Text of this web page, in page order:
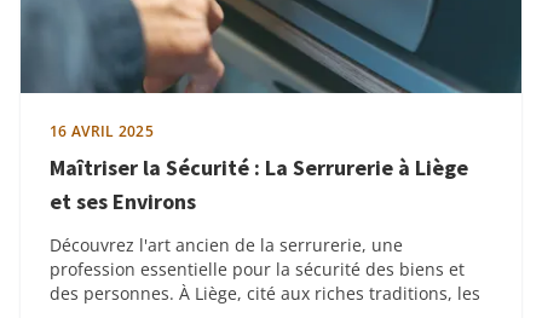
16 AVRIL 2025
Maîtriser la Sécurité : La Serrurerie à Liège
et ses Environs
Découvrez l'art ancien de la serrurerie, une
profession essentielle pour la sécurité des biens et
des personnes. À Liège, cité aux riches traditions, les